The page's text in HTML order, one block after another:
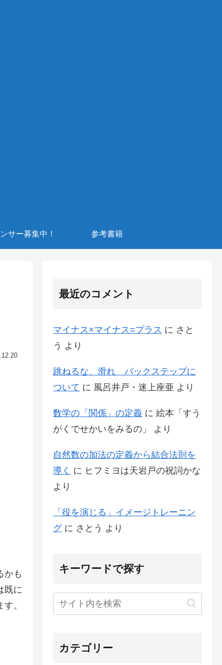
サー募集中！ 参考書籍
かも
既に
。
最近のコメント
マイナス×マイナス=プラス に さと
う より
跳ねるな、滑れ バックステップに
ついて に 風呂井戸・迷上座亜 より
数学の「関係」の定義 に 絵本「すう
がくでせかいをみるの」
より
自然数の加法の定義から結合法則を
導く に ヒフミヨは天岩戸の祝詞かな
より
「役を演じる」イメージトレーニン
グに さとう より
キーワードで探す
カテゴリー